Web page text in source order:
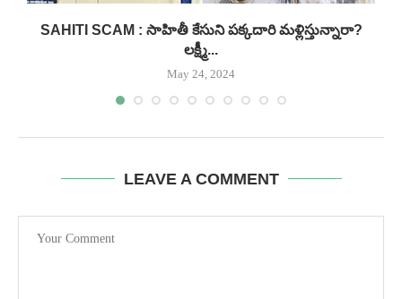
SAHITI SCAM : సాహితీ కేసుని పక్కదారి మళ్లిస్తున్నారా?
లక్ష్మీ...
May 24, 2024
LEAVE A COMMENT